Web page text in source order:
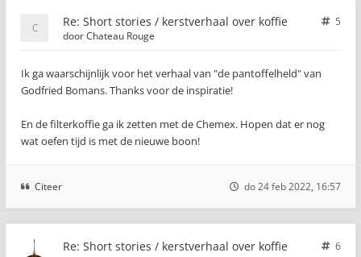
Re: Short stories / kerstverhaal over koffie
5
doorChateau Rouge
Ik ga waarschijnlijk voor het verhaal van "de pantoffelheld" van
Godfried Bomans. Thanks voor de inspiratie!
En de filterkoffie ga ik zetten met de Chemex. Hopen dat er nog
wat oefen tijd is met de nieuwe boon!
Citeer do 24 feb 2022, 16:57
Re: Short stories / kerstverhaal over koffie
6